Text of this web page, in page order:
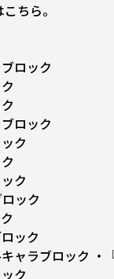
ちら。
ロック
ロック
ク
ク
ック
ック
ャラブロック ・
ク